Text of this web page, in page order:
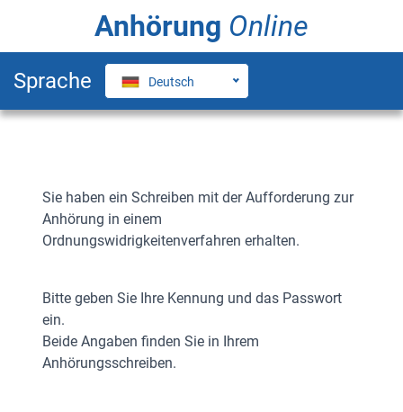
Anhörung Online
Sprache Deutsch
Login-Seite
Sie haben ein Schreiben mit der Aufforderung zur
Anhörung in einem
Ordnungswidrigkeitenverfahren erhalten.
Bitte geben Sie Ihre Kennung und das Passwort
ein.
Beide Angaben finden Sie in Ihrem
Anhörungsschreiben.